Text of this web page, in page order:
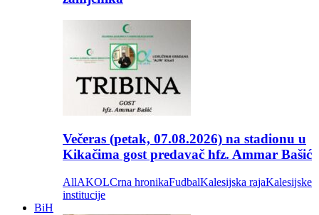
Večeras (petak, 07.08.2026) na stadionu u
Kikačima gost predavač hfz. Ammar Bašić
AllAKOLCrna hronikaFudbalKalesijska rajaKalesijske
institucije
BiH